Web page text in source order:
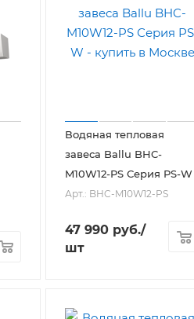
Водяная тепловая
завеса Ballu BHC-
M10W12-PS Серия PS-W
Арт.: BHC-M10W12-PS
47 990 руб./
шт